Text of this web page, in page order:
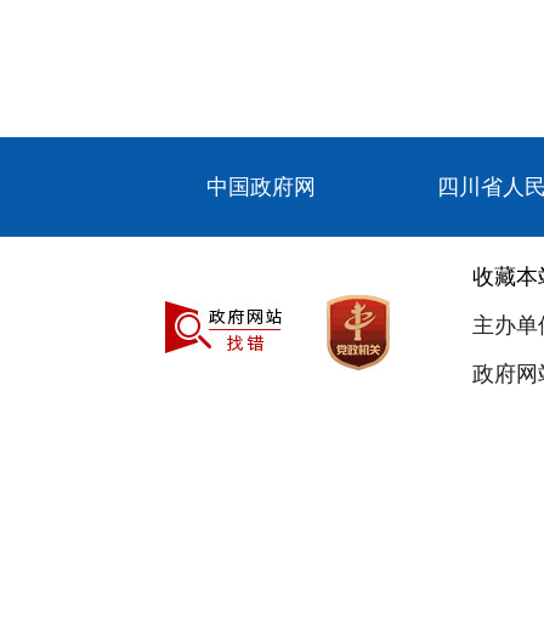
中国政府网 四川省人
收藏本
主办
政府网